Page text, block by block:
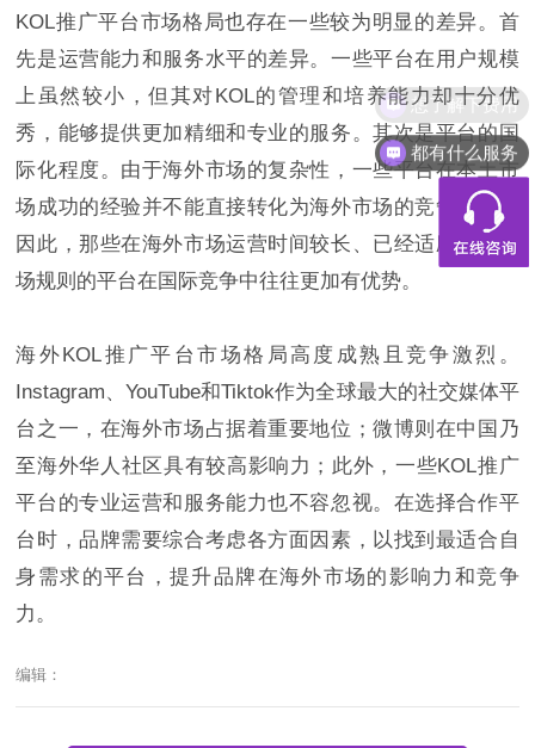
KOL推广平台市场格局也存在一些较为明显的差异。首
先是运营能力和服务水平的差异。一些平台在用户规模
上虽然较小，但其对KOL的管理和培养能力却十分优
秀，能够提供更加精细和专业的服务。其次是平台的国
际化程度。由于海外市场的复杂性，一些平台在本土市
场成功的经验并不能直接转化为海外市场的竞争优势。
因此，那些在海外市场运营时间较长、已经适应当地市
场规则的平台在国际竞争中往往更加有优势。
海外KOL推广平台市场格局高度成熟且竞争激烈。
Instagram、YouTube和Tiktok作为全球最大的社交媒体平
台之一，在海外市场占据着重要地位；微博则在中国乃
至海外华人社区具有较高影响力；此外，一些KOL推广
平台的专业运营和服务能力也不容忽视。在选择合作平
台时，品牌需要综合考虑各方面因素，以找到最适合自
身需求的平台，提升品牌在海外市场的影响力和竞争
力。
编辑：
都有什么服务